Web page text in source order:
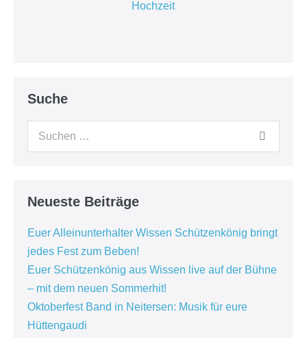
Suche
Suchen
Neueste Beiträge
Euer Alleinunterhalter Wissen Schützenkönig bringt
jedes Fest zum Beben!
Euer Schützenkönig aus Wissen live auf der Bühne
– mit dem neuen Sommerhit!
Oktoberfest Band in Neitersen: Musik für eure
Hüttengaudi